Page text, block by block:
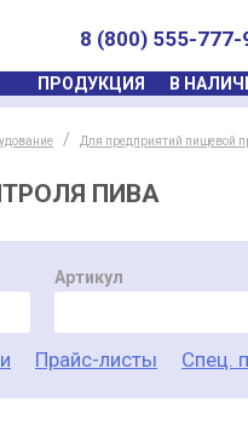
8 (800) 555-777-
ПРОДУКЦИЯ В
Для предприятий пищевой
ПИВА
Артикул
Прайс-листы Спец.